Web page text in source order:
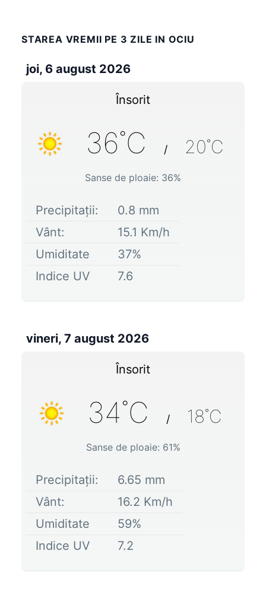
STAREA VREMII PE 3 ZILE IN OCIU
joi, 6 august 2026
Însorit
36˚C / 20˚C
Sanse de ploaie: 36%
Precipitații: 0.8 mm
Vânt:
15.1 Km/h
Umiditate
37%
Indice UV
7.6
vineri, 7 august 2026
Însorit
34˚C / 18˚C
Sanse de ploaie: 61%
Precipitații: 6.65 mm
Vânt:
16.2 Km/h
Umiditate
59%
Indice UV
7.2